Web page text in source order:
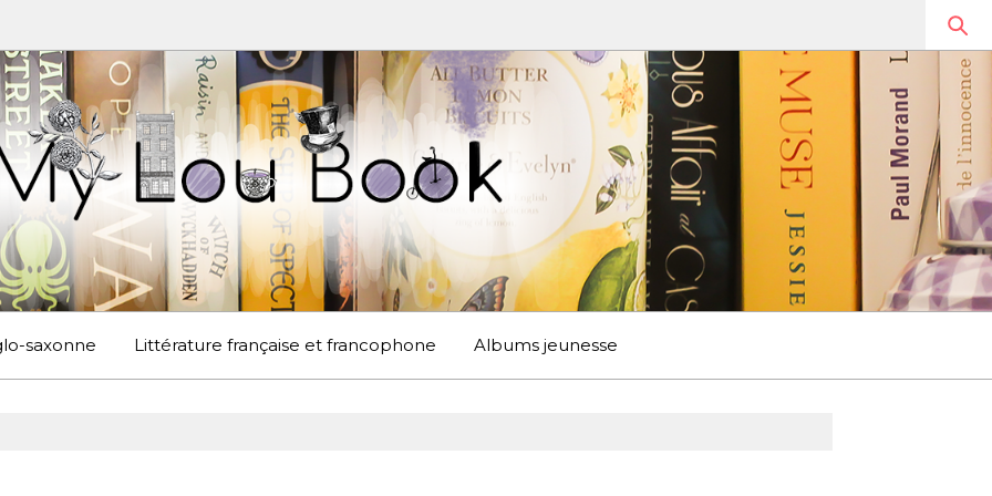
EN ANGLETERRE ET AILLEURS
saxonne Littérature française et francophone Albums jeunesse